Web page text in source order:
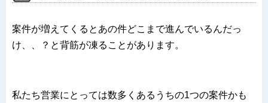
案件が増えてくるとあの件どこまで進んでいるんだっ
け、、？と背筋が凍ることがあります。
私たち営業にとっては数多くあるうちの1つの案件かも